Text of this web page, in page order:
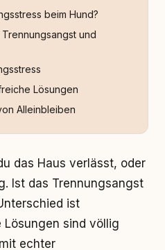
beim Hund?
und
Lösungen
Alleinbleiben
das Haus verlässt, oder
Ist das Trennungsangst
ist
sind völlig
echter